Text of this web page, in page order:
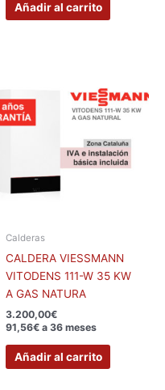
Añadir al carrito
Calderas
CALDERA VIESSMANN
VITODENS 111-W 35 KW
A GAS NATURA
3.200,00€
91,56€ a 36 meses
Añadir al carrito